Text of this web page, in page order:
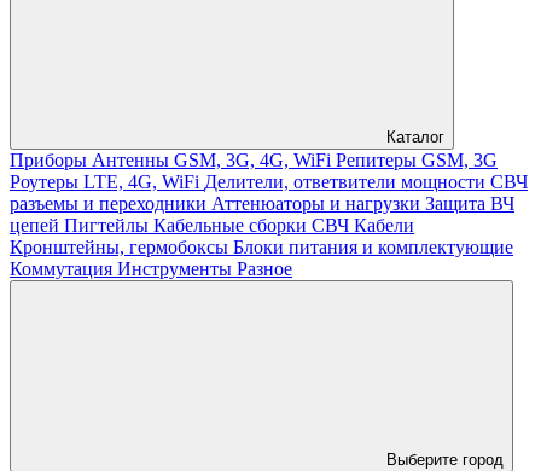
Каталог
Приборы Антенны GSM, 3G, 4G, WiFi Репитеры GSM, 3G
Роутеры LTE, 4G, WiFi Делители, ответвители мощности СВЧ
разъемы и переходники Аттенюаторы и нагрузки Защита ВЧ
цепей Пигтейлы Кабельные сборки СВЧ Кабели
Кронштейны, гермобоксы Блоки питания и комплектующие
Коммутация Инструменты Разное
Выберите город